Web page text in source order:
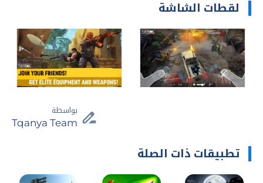
لقطات الشاشة
بواسطة
Tqanya Team
تطبيقات ذات الصلة